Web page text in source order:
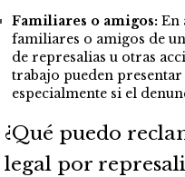
Familiares o amigos: En
familiares o amigos de
de represalias u otras
trabajo pueden
especialmente si el
¿Qué puedo
legal por